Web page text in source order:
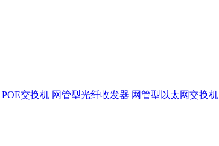
POE交换机 网管型光纤收发器 网管型以太网交换机